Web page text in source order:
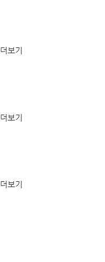
더보기
더보기
더보기